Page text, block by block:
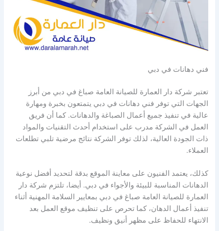
فني دهانات في دبي
تعتبر شركة دار العمارة للصيانة العامة صباغ في دبي من أبرز
الجهات التي توفر فني دهانات في دبي يتمتعون بخبرة ومهارة
عالية في تنفيذ جميع أعمال الصباغة والدهانات. كما أن فريق
العمل في الشركة مدرب على استخدام أحدث التقنيات والمواد
ذات الجودة العالية، لذلك توفر الشركة نتائج مرضية تلبي تطلعات
العملاء.
كذلك، يعتمد الفنيون على معاينة الموقع بدقة لتحديد أفضل نوعية
الدهانات المناسبة للبيئة والأجواء في دبي. أيضا، تلتزم شركة دار
العمارة للصيانة العامة صباغ في دبي بمعايير السلامة المهنية أثناء
تنفيذ أعمال الدهان، كما تحرص على تنظيف موقع العمل بعد
الانتهاء للحفاظ على مظهر أنيق ونظيف.